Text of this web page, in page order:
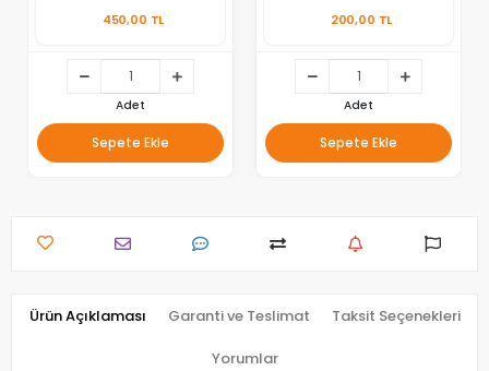
450,00 TL
Adet
Sepete Ekle
200,00 TL
Adet
Sepete Ekle
Ürün Açıklaması Garanti ve Teslimat Taksit Seçenekleri
Yorumlar